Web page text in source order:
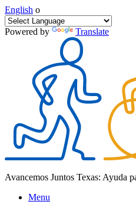
English o
Powered by Translate
Avancemos Juntos Texas: Ayuda
Menu